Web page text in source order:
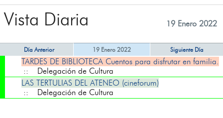
Vista Diaria 19 Enero 2022
Día Anterior 19 Enero 2022 Siguiente Día
TARDES DE BIBLIOTECA Cuentos para disfrutar en familia.
:: Delegación de Cultura
LAS TERTULIAS DEL ATENEO (cineforum)
:: Delegación de Cultura